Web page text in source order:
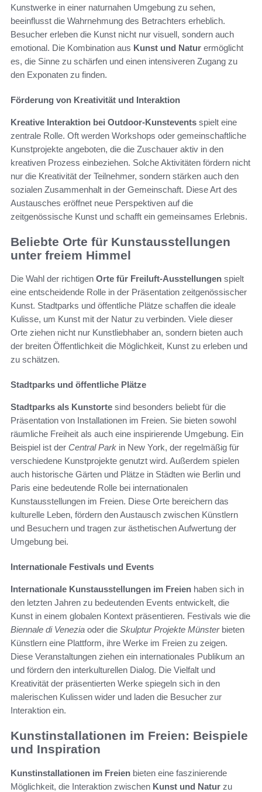
Kunstwerke in einer naturnahen Umgebung zu sehen,
beeinflusst die Wahrnehmung des Betrachters erheblich.
Besucher erleben die Kunst nicht nur visuell, sondern auch
emotional. Die Kombination aus Kunst und Natur ermöglicht
es, die Sinne zu schärfen und einen intensiveren Zugang zu
den Exponaten zu finden.
Förderung von Kreativität und Interaktion
Kreative Interaktion bei Outdoor-Kunstevents spielt eine
zentrale Rolle. Oft werden Workshops oder gemeinschaftliche
Kunstprojekte angeboten, die die Zuschauer aktiv in den
kreativen Prozess einbeziehen. Solche Aktivitäten fördern nicht
nur die Kreativität der Teilnehmer, sondern stärken auch den
sozialen Zusammenhalt in der Gemeinschaft. Diese Art des
Austausches eröffnet neue Perspektiven auf die
zeitgenössische Kunst und schafft ein gemeinsames Erlebnis.
Beliebte Orte für Kunstausstellungen
unter freiem Himmel
Die Wahl der richtigen Orte für Freiluft-Ausstellungen spielt
eine entscheidende Rolle in der Präsentation zeitgenössischer
Kunst. Stadtparks und öffentliche Plätze schaffen die ideale
Kulisse, um Kunst mit der Natur zu verbinden. Viele dieser
Orte ziehen nicht nur Kunstliebhaber an, sondern bieten auch
der breiten Öffentlichkeit die Möglichkeit, Kunst zu erleben und
zu schätzen.
Stadtparks und öffentliche Plätze
Stadtparks als Kunstorte sind besonders beliebt für die
Präsentation von Installationen im Freien. Sie bieten sowohl
räumliche Freiheit als auch eine inspirierende Umgebung. Ein
Beispiel ist der Central Park in New York, der regelmäßig für
verschiedene Kunstprojekte genutzt wird. Außerdem spielen
auch historische Gärten und Plätze in Städten wie Berlin und
Paris eine bedeutende Rolle bei internationalen
Kunstausstellungen im Freien. Diese Orte bereichern das
kulturelle Leben, fördern den Austausch zwischen Künstlern
und Besuchern und tragen zur ästhetischen Aufwertung der
Umgebung bei.
Internationale Festivals und Events
Internationale Kunstausstellungen im Freien haben sich in
den letzten Jahren zu bedeutenden Events entwickelt, die
Kunst in einem globalen Kontext präsentieren. Festivals wie die
Biennale di Venezia oder die Skulptur Projekte Münsterbieten
Künstlern eine Plattform, ihre Werke im Freien zu zeigen.
Diese Veranstaltungen ziehen ein internationales Publikum an
und fördern den interkulturellen Dialog. Die Vielfalt und
Kreativität der präsentierten Werke spiegeln sich in den
malerischen Kulissen wider und laden die Besucher zur
Interaktion ein.
Kunstinstallationen im Freien: Beispiele
und Inspiration
Kunstinstallationen im Freien bieten eine faszinierende
Möglichkeit, die Interaktion zwischen Kunst und Natur zu